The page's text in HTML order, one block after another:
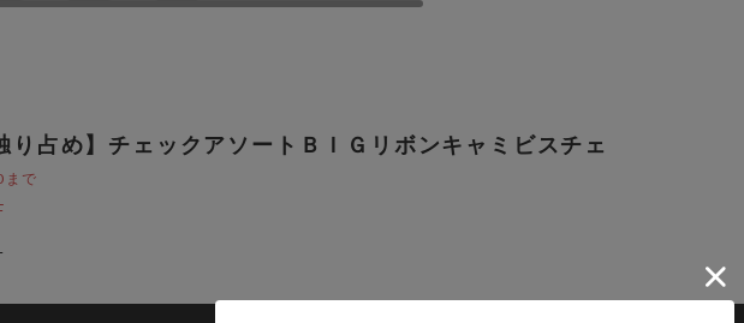
り占め】チェックアソートＢＩＧリボンキャミビスチェ
で